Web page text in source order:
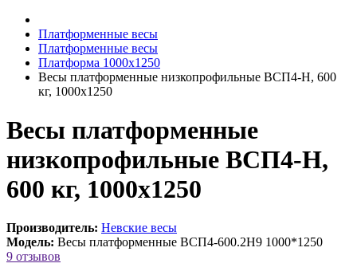
Платформенные весы
Платформенные весы
Платформа 1000х1250
Весы платформенные низкопрофильные ВСП4-Н, 600
кг, 1000х1250
Весы платформенные
низкопрофильные ВСП4-Н,
600 кг, 1000х1250
Производитель: Невские весы
Модель: Весы платформенные ВСП4-600.2Н9 1000*1250
9 отзывов